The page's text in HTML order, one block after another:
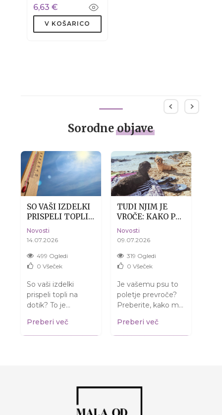
6,63 €
V KOŠARICO
Sorodneobjave
SO VAŠI IZDELKI
PRISPELI TOPLI?
BREZ SKRBI, TO
JE POVSEM
Novosti
14.07.2026
499 Ogledi
0 Všeček
So vaši izdelki
prispeli topli na
dotik? To je
pomeni, da so se
pokvarili! Preberite,
Preberi več
TUDI NJIM JE
VROČE: KAKO PSU
POMAGATI
PREŽIVETI
DRAME
Novosti
09.07.2026
319 Ogledi
0 Všeček
Je vašemu psu to
poletje prevroče?
Preberite, kako mu
zagotoviti varno
poletje ter prijetne
Preberi več